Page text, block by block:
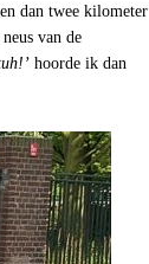
dan twee kilometer
van de
hoorde ik dan